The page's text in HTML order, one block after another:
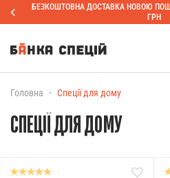
БЕЗКОШТОВНА ДОСТАВКА НОВОЮ
ГРН
Головна Спеції для дому
СПЕЦІЇ ДЛЯ ДОМУ